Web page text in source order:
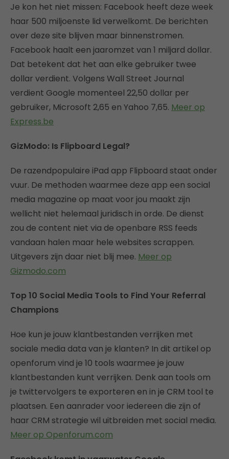
Je kon het niet missen: Facebook heeft deze week
haar 500 miljoenste lid verwelkomt. De berichten
over deze site blijven maar binnenstromen.
Facebook haalt een jaaromzet van 1 miljard dollar.
Dat betekent dat het aan elke gebruiker twee
dollar verdient. Volgens Wall Street Journal
verdient Google momenteel 22,50 dollar per
gebruiker, Microsoft 2,65 en Yahoo 7,65. Meer op
Express.be
GizModo: Is Flipboard Legal?
De razendpopulaire iPad app Flipboard staat onder
vuur. De methoden waarmee deze app een social
media magazine op maat voor jou maakt zijn
wellicht niet helemaal juridisch in orde. De dienst
zou de content niet via de openbare RSS feeds
vandaan halen maar hele websites scrappen.
Uitgevers zijn daar niet blij mee. Meer op
Gizmodo.com
Top 10 Social Media Tools to Find Your Referral
Champions
Hoe kun je jouw klantbestanden verrijken met
sociale media data van je klanten? In dit artikel op
openforum vind je 10 tools waarmee je jouw
klantbestanden kunt verrijken. Denk aan tools om
je twittervolgers te exporteren en in je CRM tool te
plaatsen. Een aanrader voor iedereen die zijn of
haar CRM strategie wil uitbreiden met social media.
Meer op Openforum.com